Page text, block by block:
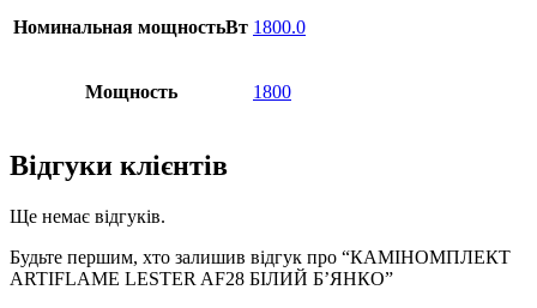
Номинальная мощностьВт 1800.0
Мощность 1800
Відгуки клієнтів
Ще немає відгуків.
Будьте першим, хто залишив відгук про “КАМІНОМПЛЕКТ
ARTIFLAME LESTER AF28 БІЛИЙ Б’ЯНКО”